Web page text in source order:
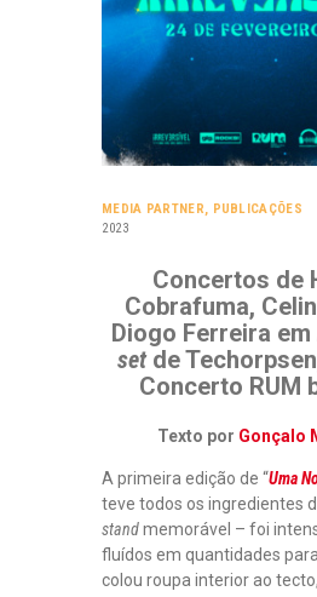
MEDIA PARTNER, PUBLICAÇÕES
2023
Concertos de
Cobrafuma,
Diogo Ferreira em
set de
Concerto RUM
Texto por Gonçalo
A primeira edição de “Uma
teve todos os ingredientes
standmemorável – foi
fluídos em quantidades
colou roupa interior ao